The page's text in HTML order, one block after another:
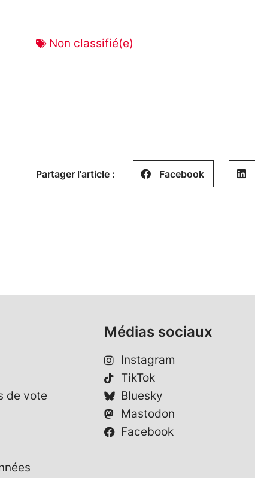
Non classifié(e)
Partager l'article : Facebook
de vote
Médias sociaux
Instagram
TikTok
Bluesky
Mastodon
Facebook